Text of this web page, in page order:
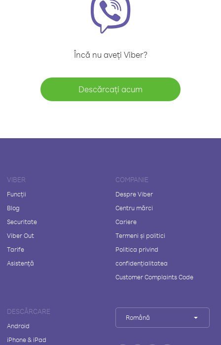
Încă nu aveți Viber?
Descărcați acum
VIBER
Funcții
Blog
Securitate
Viber Out
Tarife
Asistență
COMPANIE
Despre Viber
Centru mărci
Cariere
Termeni și politici
Politica privind
confidențialitatea
Customer Complaints Code
DESCĂRCARE
Android
iPhone & iPad
Română